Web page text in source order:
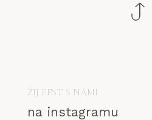
ŽIJ FEST S NÁMI
na instagramu